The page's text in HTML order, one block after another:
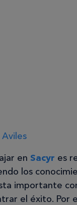
en Sacyr es
los
importante
el éxito. Por